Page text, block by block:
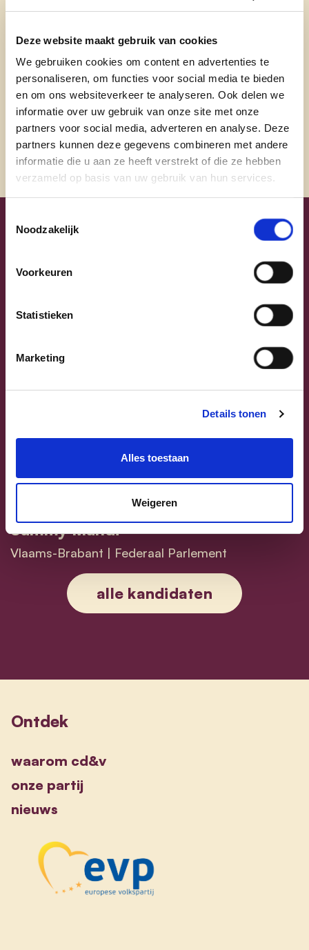
Deze website maakt gebruik van cookies
We gebruiken cookies om content en advertenties te
personaliseren, om functies voor social media te bieden
en om ons websiteverkeer te analyseren. Ook delen we
informatie over uw gebruik van onze site met onze
partners voor social media, adverteren en analyse. Deze
partners kunnen deze gegevens combineren met andere
informatie die u aan ze heeft verstrekt of die ze hebben
verzameld op basis van uw gebruik van hun services.
Noodzakelijk
Voorkeuren
Statistieken
Marketing
Details tonen
Alles toestaan
Weigeren
J.VP1@hotmail.com
@vanpoelvoorde
@jonasvanpoelvoorde
Uw lijsttrekkers
Sammy Mahdi
Vlaams-Brabant | Federaal Parlement
Sammy Mahdi
Next
alle kandidaten
Ontdek
waarom cd&v
onze partij
nieuws